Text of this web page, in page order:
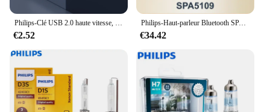
€2.52
Philips-Haut-parleur Bluetooth SPA5109, boîtier de haut-parleurs sans fil portables d'intérieur, HiFi, stéréo, lampe de escale RVB, lecteur de musique de fête
€34.42